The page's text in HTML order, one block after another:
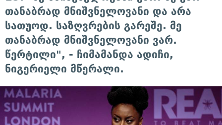
თანაბრად მნიშვნელოვანი და არა
სათუოდ. საზღვრების გარეშე. მე
თანაბრად მნიშვნელოვანი ვარ.
წერტილი", - ჩიმამანდა ადიჩი,
ნიგერიელი მწერალი.